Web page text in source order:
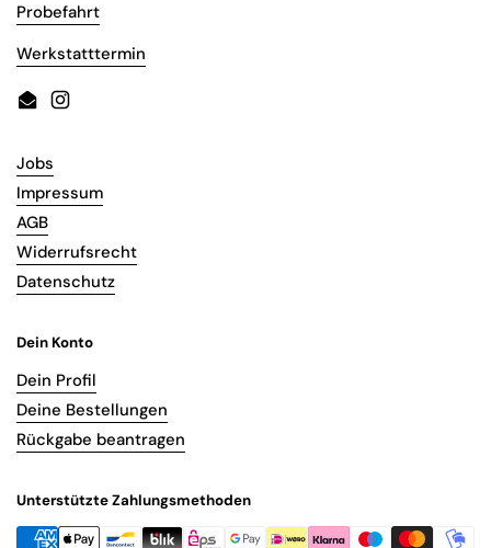
Probefahrt
Werkstatttermin
EmailInstagram
Jobs
Impressum
AGB
Widerrufsrecht
Datenschutz
Dein Konto
Dein Profil
Deine Bestellungen
Rückgabe beantragen
Unterstützte Zahlungsmethoden